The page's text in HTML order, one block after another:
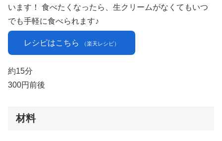
います！ 食べたくなったら、生クリームがなくてもいつ
でも手軽に食べられます♪
レシピはこちら （楽天レシピ）
約15分
300円前後
材料